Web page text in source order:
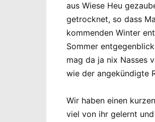
aus Wiese Heu
getrocknet, so dass
kommenden Winter
Sommer
mag da ja nix Nasses
wie der angekündigte
Wir haben einen
viel von ihr gelernt